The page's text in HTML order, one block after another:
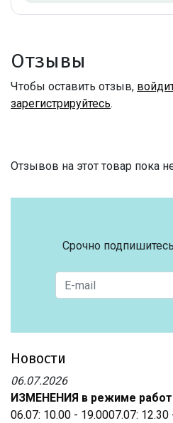
Отзывы
Чтобы оставить отзыв,
зарегистрируйтесь.
Отзывов на этот товар пока
Срочно
Новости
06.07.2026
ИЗМЕНЕНИЯ в режиме
06.07: 10.00 - 19.0007.07: